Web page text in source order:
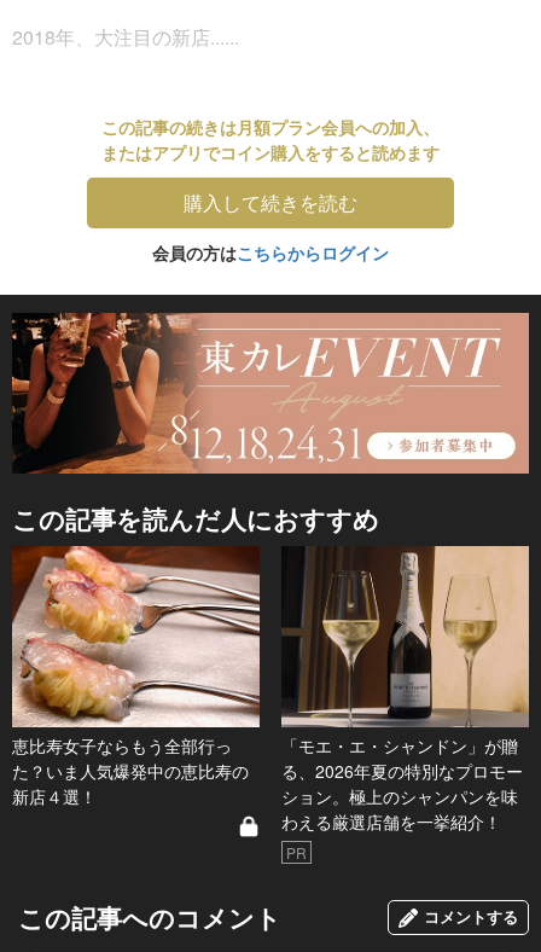
2018年、大注目の新店......
この記事の続きは月額プラン会員への加入、
またはアプリでコイン購入をすると読めます
購入して続きを読む
会員の方はこちらからログイン
この記事を読んだ人におすすめ
恵比寿女子ならもう全部行っ
た？いま人気爆発中の恵比寿の
新店４選！
「モエ・エ・シャンドン」が贈
る、2026年夏の特別なプロモー
ション。極上のシャンパンを味
わえる厳選店舗を一挙紹介！
PR
この記事へのコメント コメントする